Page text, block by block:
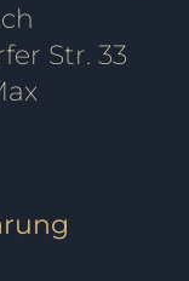
Str. 33